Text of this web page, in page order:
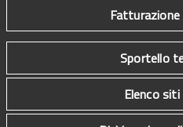
Sportello
Elenco